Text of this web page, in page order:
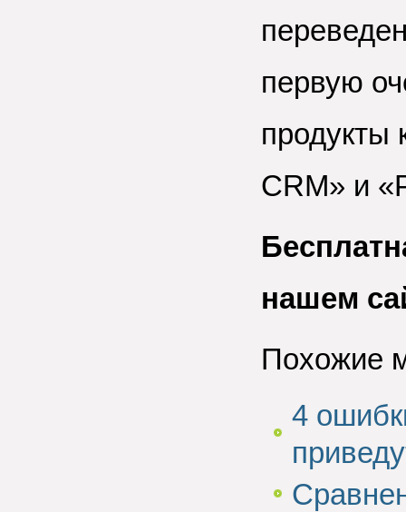
первую
продукты
CRM» и
нашем
Похожие
4